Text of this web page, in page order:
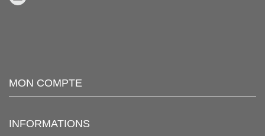
MON COMPTE
INFORMATIONS